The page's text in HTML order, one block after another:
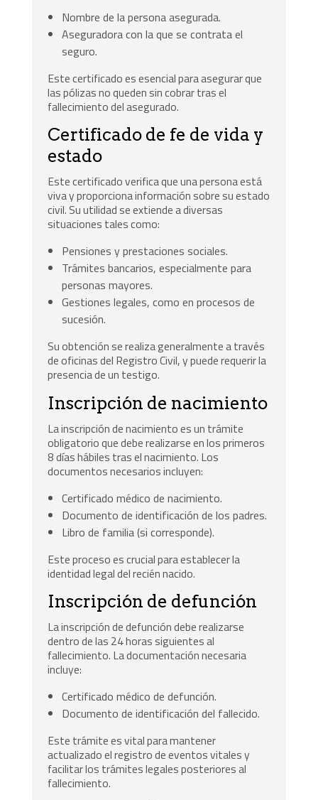
Nombre de la persona asegurada.
Aseguradora con la que se contrata el
seguro.
Este certificado es esencial para asegurar que
las pólizas no queden sin cobrar tras el
fallecimiento del asegurado.
Certificado de fe de vida y
estado
Este certificado verifica que una persona está
viva y proporciona información sobre su estado
civil. Su utilidad se extiende a diversas
situaciones tales como:
Pensiones y prestaciones sociales.
Trámites bancarios, especialmente para
personas mayores.
Gestiones legales, como en procesos de
sucesión.
Su obtención se realiza generalmente a través
de oficinas del Registro Civil, y puede requerir la
presencia de un testigo.
Inscripción de nacimiento
La inscripción de nacimiento es un trámite
obligatorio que debe realizarse en los primeros
8 días hábiles tras el nacimiento. Los
documentos necesarios incluyen:
Certificado médico de nacimiento.
Documento de identificación de los padres.
Libro de familia (si corresponde).
Este proceso es crucial para establecer la
identidad legal del recién nacido.
Inscripción de defunción
La inscripción de defunción debe realizarse
dentro de las 24 horas siguientes al
fallecimiento. La documentación necesaria
incluye:
Certificado médico de defunción.
Documento de identificación del fallecido.
Este trámite es vital para mantener
actualizado el registro de eventos vitales y
facilitar los trámites legales posteriores al
fallecimiento.